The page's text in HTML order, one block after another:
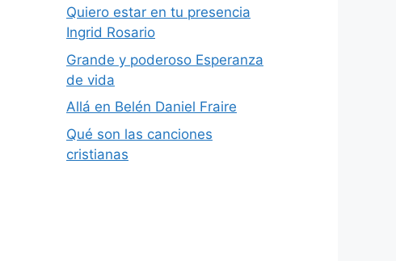
Quiero estar en tu presencia
Ingrid Rosario
Grande y poderoso Esperanza
de vida
Allá en Belén Daniel Fraire
Qué son las canciones
cristianas